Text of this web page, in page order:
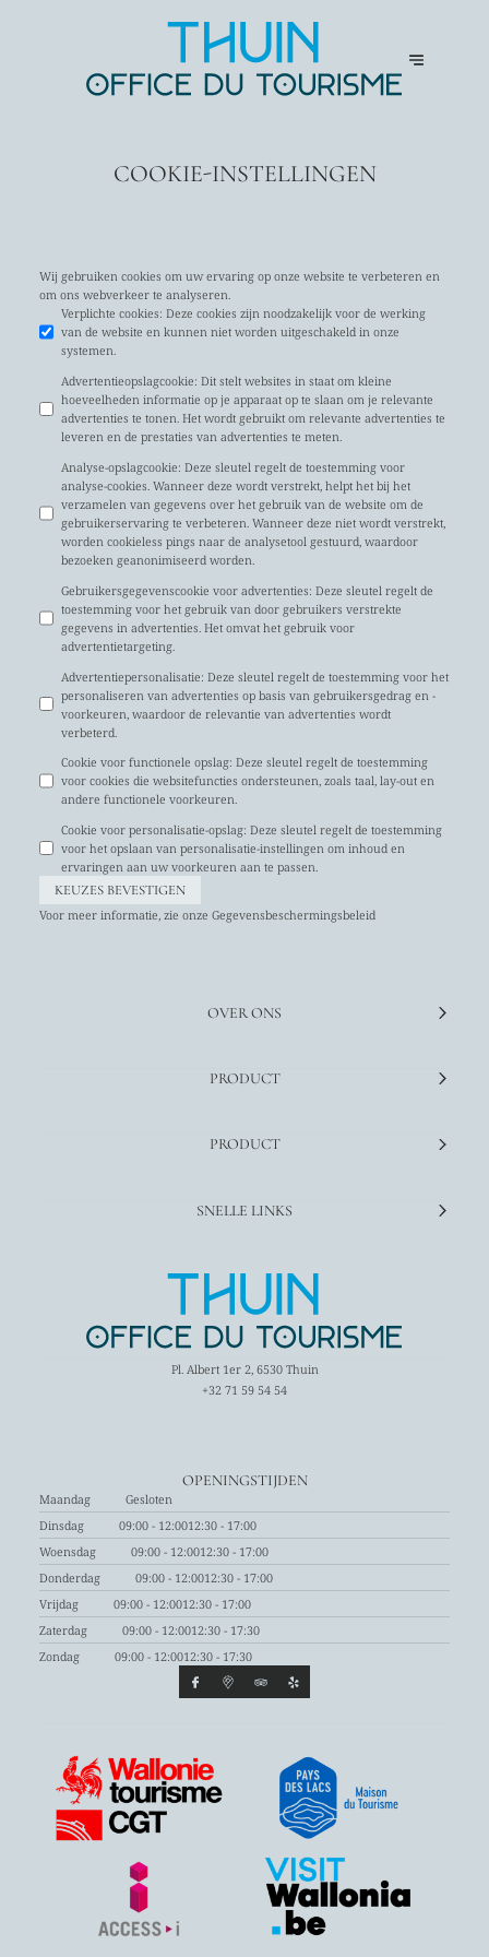
COOKIE-INSTELLINGEN
Wij gebruiken cookies om uw ervaring op onze website te verbeteren en
om ons webverkeer te analyseren.
Verplichte cookies: Deze cookies zijn noodzakelijk voor de werking
van de website en kunnen niet worden uitgeschakeld in onze
systemen.
Advertentieopslagcookie: Dit stelt websites in staat om kleine
hoeveelheden informatie op je apparaat op te slaan om je relevante
advertenties te tonen. Het wordt gebruikt om relevante advertenties te
leveren en de prestaties van advertenties te meten.
Analyse-opslagcookie: Deze sleutel regelt de toestemming voor
analyse-cookies. Wanneer deze wordt verstrekt, helpt het bij het
verzamelen van gegevens over het gebruik van de website om de
gebruikerservaring te verbeteren. Wanneer deze niet wordt verstrekt,
worden cookieless pings naar de analysetool gestuurd, waardoor
bezoeken geanonimiseerd worden.
Gebruikersgegevenscookie voor advertenties: Deze sleutel regelt de
toestemming voor het gebruik van door gebruikers verstrekte
gegevens in advertenties. Het omvat het gebruik voor
advertentietargeting.
Advertentiepersonalisatie: Deze sleutel regelt de toestemming voor het
personaliseren van advertenties op basis van gebruikersgedrag en -
voorkeuren, waardoor de relevantie van advertenties wordt
verbeterd.
Cookie voor functionele opslag: Deze sleutel regelt de toestemming
voor cookies die websitefuncties ondersteunen, zoals taal, lay-out en
andere functionele voorkeuren.
Cookie voor personalisatie-opslag: Deze sleutel regelt de toestemming
voor het opslaan van personalisatie-instellingen om inhoud en
ervaringen aan uw voorkeuren aan te passen.
KEUZES BEVESTIGEN
Voor meer informatie, zie onze Gegevensbeschermingsbeleid
OVER ONS
PRODUCT
PRODUCT
SNELLE LINKS
Pl. Albert 1er 2, 6530 Thuin
+32 71 59 54 54
OPENINGSTIJDEN
Maandag
Gesloten
Dinsdag
09:00 - 12:0012:30 - 17:00
Woensdag
09:00 - 12:0012:30 - 17:00
Donderdag
09:00 - 12:0012:30 - 17:00
Vrijdag
09:00 - 12:0012:30 - 17:00
Zaterdag
09:00 - 12:0012:30 - 17:30
Zondag
09:00 - 12:0012:30 - 17:30